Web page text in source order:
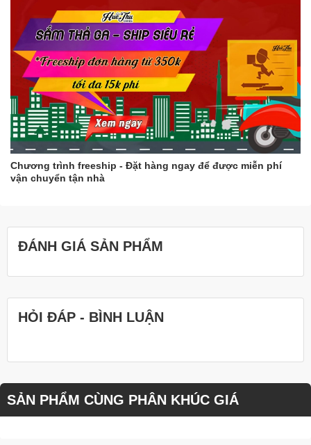
Chương trình freeship - Đặt hàng ngay để được miễn phí
vận chuyển tận nhà
ĐÁNH GIÁ SẢN PHẨM
HỎI ĐÁP - BÌNH LUẬN
SẢN PHẨM CÙNG PHÂN KHÚC GIÁ